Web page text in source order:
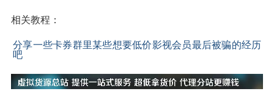
相关教程：
分享一些卡券群里某些想要低价影视会员最后被骗的经历
吧